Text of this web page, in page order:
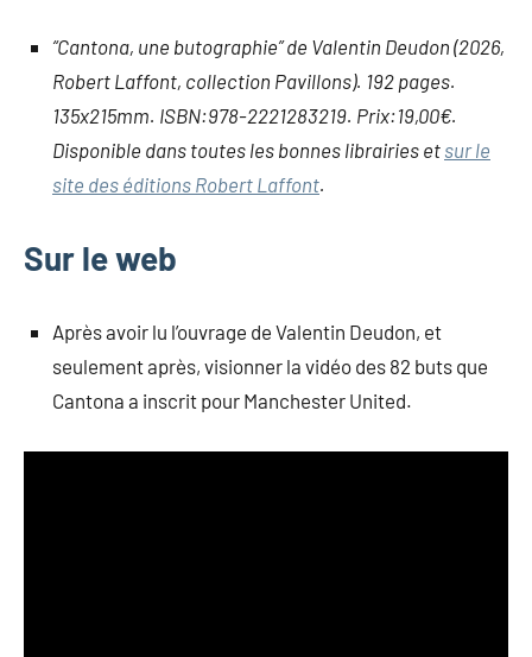
“Cantona, une butographie” de Valentin Deudon (2026,
Robert Laffont, collection Pavillons). 192 pages.
135x215mm. ISBN:978-2221283219. Prix:19,00€.
Disponible dans toutes les bonnes librairies et sur le
site des éditions Robert Laffont.
Sur le web
Après avoir lu l’ouvrage de Valentin Deudon, et
seulement après, visionner la vidéo des 82 buts que
Cantona a inscrit pour Manchester United.